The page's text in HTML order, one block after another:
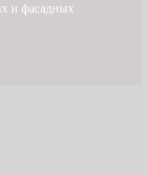
и фасадных